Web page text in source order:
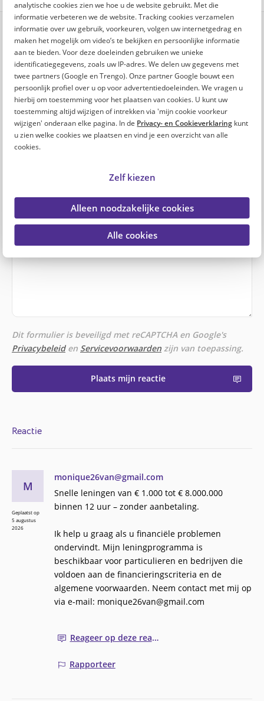
analytische cookies zien we hoe u de website gebruikt. Met die
informatie verbeteren we de website. Tracking cookies verzamelen
informatie over uw gebruik, voorkeuren, volgen uw internetgedrag en
maken het mogelijk om video’s te bekijken en persoonlijke informatie
aan te bieden. Voor deze doeleinden gebruiken we unieke
identificatiegegevens, zoals uw IP-adres. We delen uw gegevens met
twee partners (Google en Trengo). Onze partner Google bouwt een
persoonlijk profiel over u op voor advertentiedoeleinden. We vragen u
hierbij om toestemming voor het plaatsen van cookies. U kunt uw
toestemming altijd wijzigen of intrekken via 'mijn cookie voorkeur
wijzigen' onderaan elke pagina. In de Privacy- en Cookieverklaring kunt
u zien welke cookies we plaatsen en vind je een overzicht van alle
cookies.
Zelf kiezen
Alleen noodzakelijke cookies
Alle cookies
Reageren
Reageer hieronder op het artikel. Je ingevulde voornaam is
te zien bij je reactie.
Voornaam (verplicht)
Reactie
Dit formulier is beveiligd met reCAPTCHA en Google's
Privacybeleiden Servicevoorwaarden zijn van toepassing.
Plaats mijn reactie
Reactie
monique26van@gmail.com
Snelle leningen van € 1.000 tot € 8.000.000
binnen 12 uur – zonder aanbetaling.
Ik help u graag als u financiële problemen
ondervindt. Mijn leningprogramma is
beschikbaar voor particulieren en bedrijven die
voldoen aan de financieringscriteria en de
algemene voorwaarden. Neem contact met mij op
via e-mail: monique26van@gmail.com
Reageer op deze reactie
Rapporteer
M
Geplaatst op
5 augustus
2026